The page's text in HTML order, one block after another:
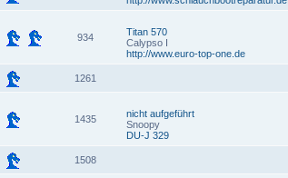
934
Titan 570
Calypso I
http://www.euro-top-one.de
1261
1435
nicht aufgeführt
Snoopy
DU-J 329
1508